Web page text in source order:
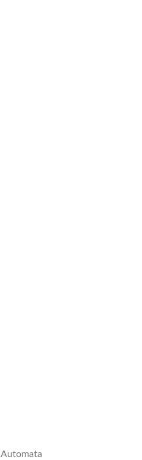
Automata